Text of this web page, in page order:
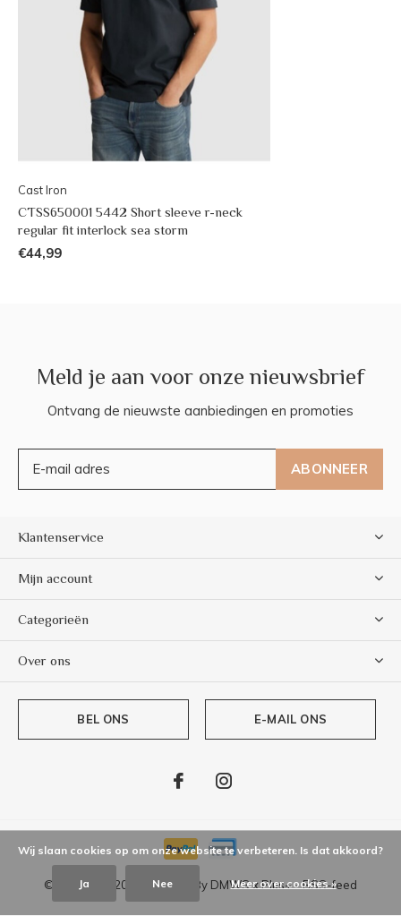
Cast Iron
CTSS650001 5442 Short sleeve r-neck
regular fit interlock sea storm
€44,99
Meld je aan voor onze nieuwsbrief
Ontvang de nieuwste aanbiedingen en promoties
ABONNEER
Klantenservice
Mijn account
Categorieën
Over ons
BEL ONS E-MAIL ONS
© Copyright 2026 - Theme By DMWSxPlus+-RSS-feed
Wij slaan cookies op om onze website te verbeteren. Is dat akkoord?
Ja Nee Meer over cookies »